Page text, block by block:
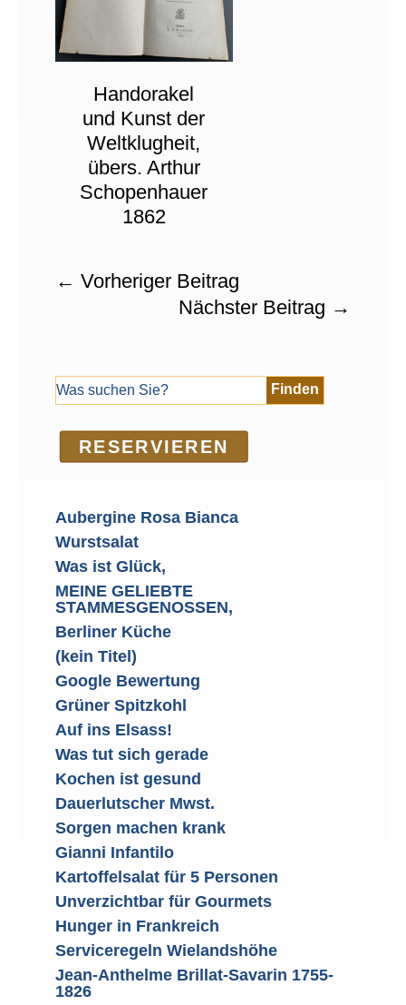
Handorakel
und Kunst der
Weltklugheit,
übers. Arthur
Schopenhauer
1862
← Vorheriger Beitrag
Nächster Beitrag →
RE­SER­VIEREN
Aubergine Rosa Bianca
Wurstsalat
Was ist Glück,
MEINE GELIEBTE
STAMMESGENOSSEN,
Berliner Küche
(kein Titel)
Google Bewertung
Grüner Spitzkohl
Auf ins Elsass!
Was tut sich gerade
Kochen ist gesund
Dauerlutscher Mwst.
Sorgen machen krank
Gianni Infantilo
Kartoffelsalat für 5 Personen
Unverzichtbar für Gourmets
Hunger in Frankreich
Serviceregeln Wielandshöhe
Jean-Anthelme Brillat-Savarin 1755-
1826